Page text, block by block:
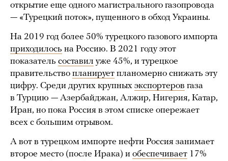
открытие еще одного магистрального газопровода
— «Турецкий поток», пущенного в обход Украины.
На 2019 год более 50% турецкого газового импорта
приходилось на Россию. В 2021 году этот
показатель составил уже 45%, и турецкое
правительство планирует планомерно снижать эту
цифру. Среди других крупных экспортеров газа
в Турцию — Азербайджан, Алжир, Нигерия, Катар,
Иран, но пока Россия в этом списке опережает
всех с большим отрывом.
А вот в турецком импорте нефти Россия занимает
второе место (после Ирака) и обеспечивает 17%